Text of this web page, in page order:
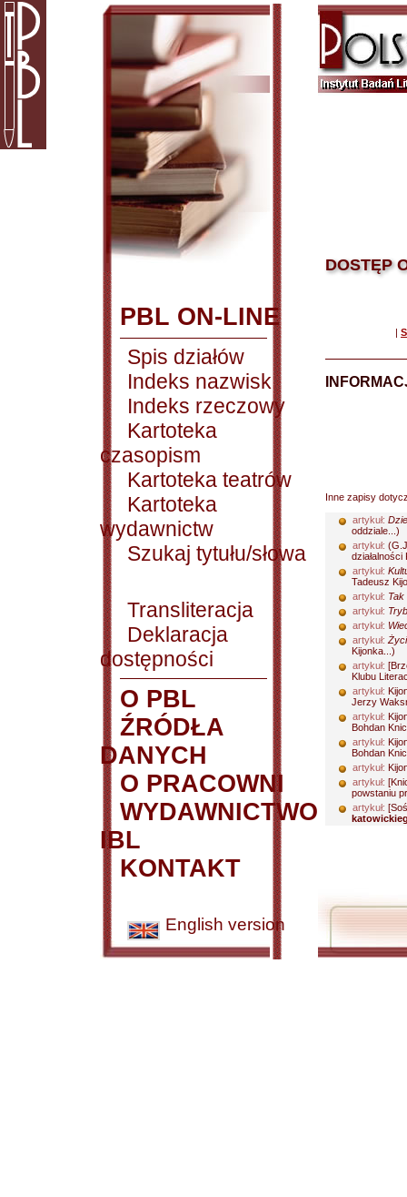
PBL ON-LINE
Spis działów
Indeks nazwisk
Indeks rzeczowy
Kartoteka
czasopism
Kartoteka teatrów
Kartoteka
wydawnictw
Szukaj tytułu/słowa
Transliteracja
Deklaracja
dostępności
O PBL
ŹRÓDŁA
DANYCH
O PRACOWNI
WYDAWNICTWO
IBL
KONTAKT
English version
DOSTĘP
|
Inne zapisy
artykuł:
oddziale...)
artykuł:
artykuł:
Tadeusz
artykuł: Tak
artykuł:
artykuł:
artykuł:
Kijonka...)
artykuł:
Klubu
artykuł:
Jerzy
artykuł:
Bohdan
artykuł:
Bohdan
artykuł:
artykuł:
powstaniu
artykuł: